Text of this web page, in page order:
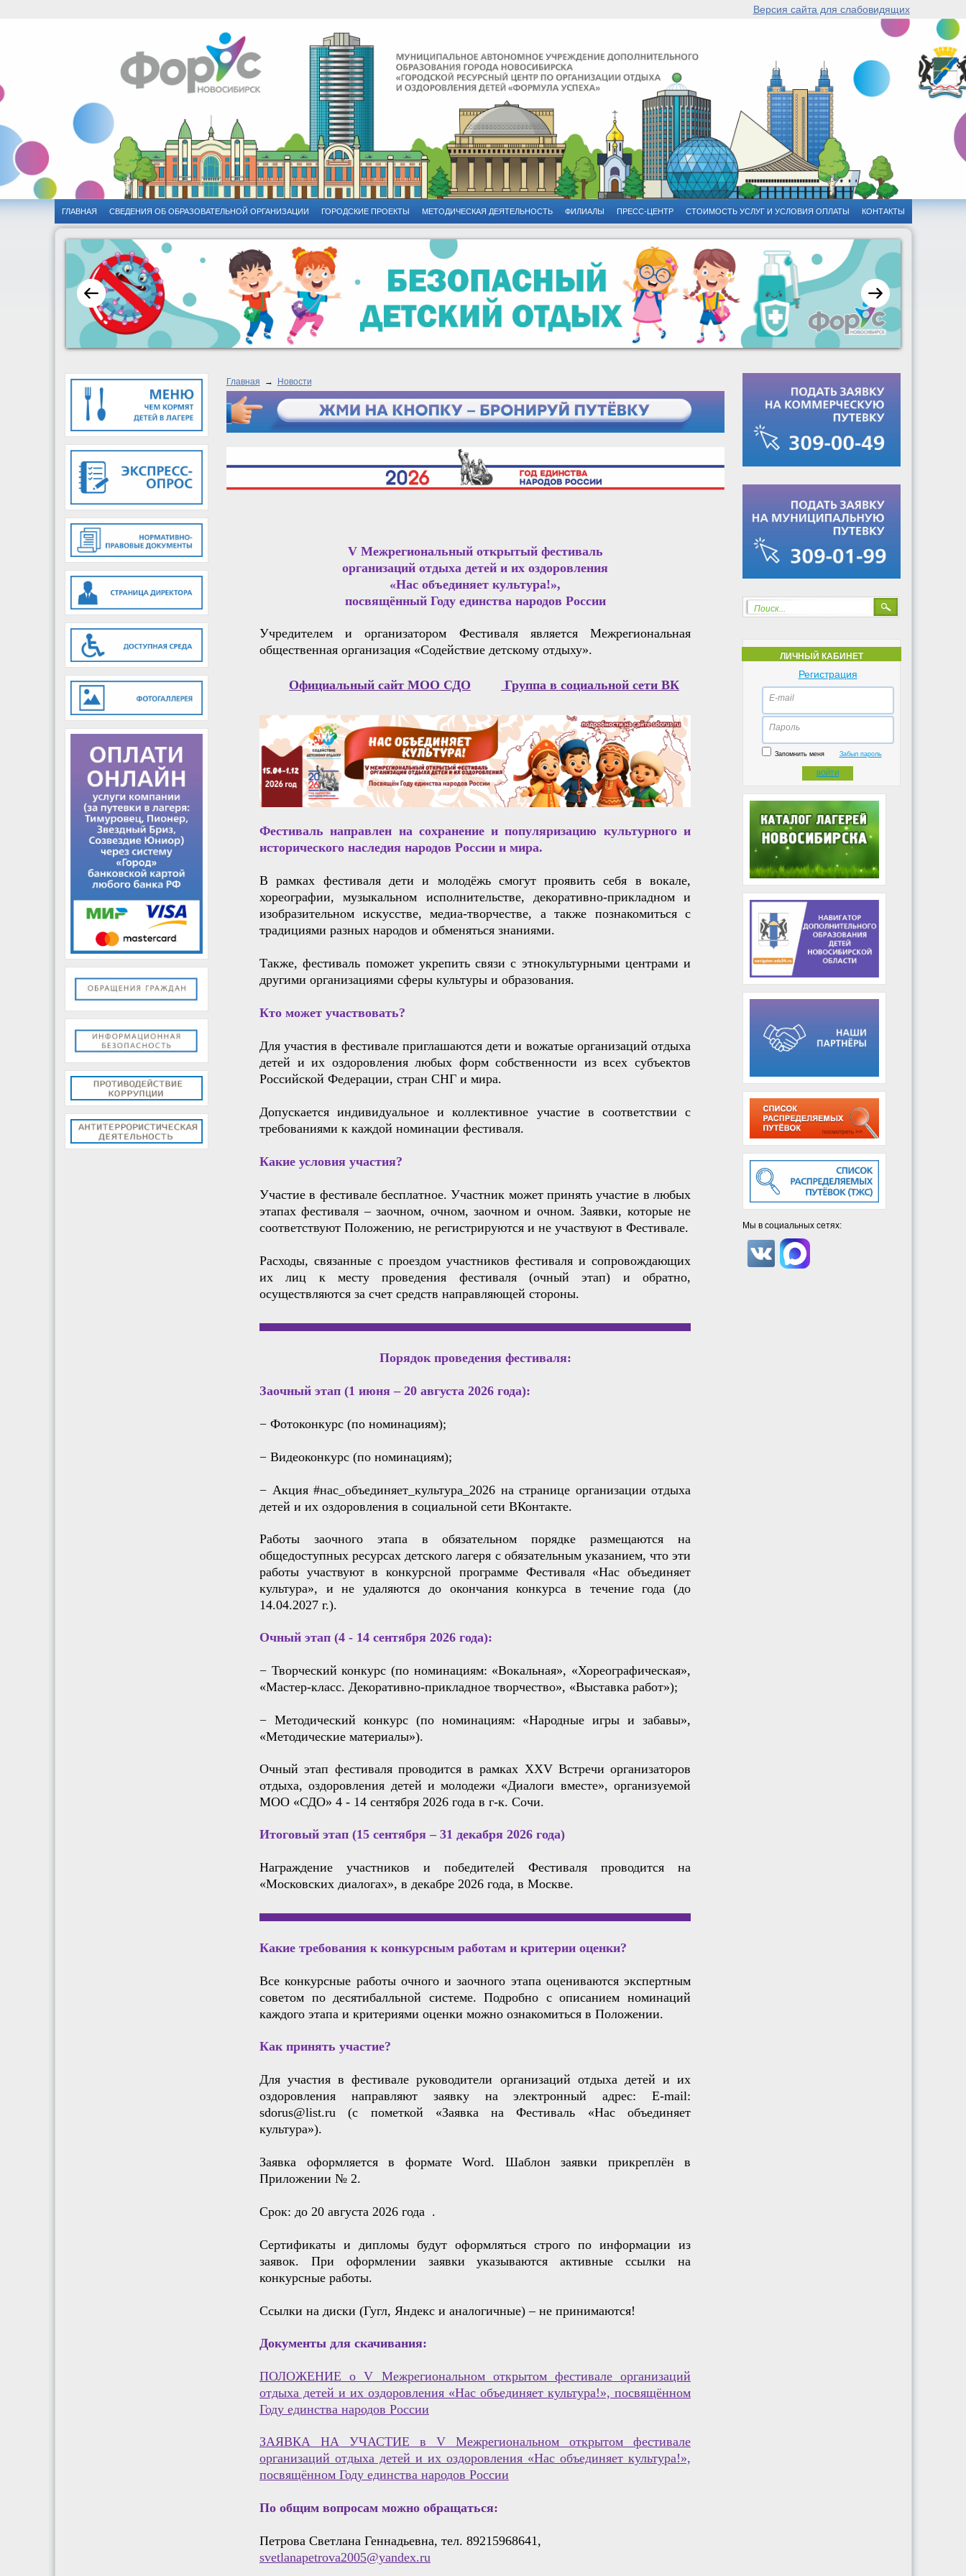
Версия сайта для слабовидящих
ГЛАВНАЯ CВЕДЕНИЯ ОБ ОБРАЗОВАТЕЛЬНОЙ ОРГАНИЗАЦИИ ГОРОДСКИЕ ПРОЕКТЫ МЕТОДИЧЕСКАЯ ДЕЯТЕЛЬНОСТЬ ФИЛИАЛЫ ПРЕСС-ЦЕНТР СТОИМОСТЬ УСЛУГ И УСЛОВИЯ ОПЛАТЫ КОНТАКТЫ
Поиск...
ЛИЧНЫЙ КАБИНЕТ
Регистрация
E-mail
Пароль
Запомнить меня Забыл пароль
ВОЙТИ
Мы в социальных сетях:
Главная → Новости
V Межрегиональный открытый фестиваль
организаций отдыха детей и их оздоровления
«Нас объединяет культура!»,
посвящённый Году единства народов России
Учредителем и организатором Фестиваля является Межрегиональная
общественная организация «Содействие детскому отдыху».
Официальный сайт МОО СДО Группа в социальной сети ВК
Фестиваль направлен на сохранение и популяризацию культурного и
исторического наследия народов России и мира.
В рамках фестиваля дети и молодёжь смогут проявить себя в вокале,
хореографии, музыкальном исполнительстве, декоративно‑прикладном и
изобразительном искусстве, медиа‑творчестве, а также познакомиться с
традициями разных народов и обменяться знаниями.
Также, фестиваль поможет укрепить связи с этнокультурными центрами и
другими организациями сферы культуры и образования.
Кто может участвовать?
Для участия в фестивале приглашаются дети и вожатые организаций отдыха
детей и их оздоровления любых форм собственности из всех субъектов
Российской Федерации, стран СНГ и мира.
Допускается индивидуальное и коллективное участие в соответствии с
требованиями к каждой номинации фестиваля.
Какие условия участия?
Участие в фестивале бесплатное. Участник может принять участие в любых
этапах фестиваля – заочном, очном, заочном и очном. Заявки, которые не
соответствуют Положению, не регистрируются и не участвуют в Фестивале.
Расходы, связанные с проездом участников фестиваля и сопровождающих
их лиц к месту проведения фестиваля (очный этап) и обратно,
осуществляются за счет средств направляющей стороны.
Порядок проведения фестиваля:
Заочный этап (1 июня – 20 августа 2026 года):
− Фотоконкурс (по номинациям);
− Видеоконкурс (по номинациям);
− Акция #нас_объединяет_культура_2026 на странице организации отдыха
детей и их оздоровления в социальной сети ВКонтакте.
Работы заочного этапа в обязательном порядке размещаются на
общедоступных ресурсах детского лагеря с обязательным указанием, что эти
работы участвуют в конкурсной программе Фестиваля «Нас объединяет
культура», и не удаляются до окончания конкурса в течение года (до
14.04.2027 г.).
Очный этап (4 - 14 сентября 2026 года):
− Творческий конкурс (по номинациям: «Вокальная», «Хореографическая»,
«Мастер-класс. Декоративно-прикладное творчество», «Выставка работ»);
− Методический конкурс (по номинациям: «Народные игры и забавы»,
«Методические материалы»).
Очный этап фестиваля проводится в рамках XXV Встречи организаторов
отдыха, оздоровления детей и молодежи «Диалоги вместе», организуемой
МОО «СДО» 4 - 14 сентября 2026 года в г-к. Сочи.
Итоговый этап (15 сентября – 31 декабря 2026 года)
Награждение участников и победителей Фестиваля проводится на
«Московских диалогах», в декабре 2026 года, в Москве.
Какие требования к конкурсным работам и критерии оценки?
Все конкурсные работы очного и заочного этапа оцениваются экспертным
советом по десятибалльной системе. Подробно с описанием номинаций
каждого этапа и критериями оценки можно ознакомиться в Положении.
Как принять участие?
Для участия в фестивале руководители организаций отдыха детей и их
оздоровления направляют заявку на электронный адрес: E-mail:
sdorus@list.ru (с пометкой «Заявка на Фестиваль «Нас объединяет
культура»).
Заявка оформляется в формате Word. Шаблон заявки прикреплён в
Приложении № 2.
Срок: до 20 августа 2026 года .
Сертификаты и дипломы будут оформляться строго по информации из
заявок. При оформлении заявки указываются активные ссылки на
конкурсные работы.
Ссылки на диски (Гугл, Яндекс и аналогичные) – не принимаются!
Документы для скачивания:
ПОЛОЖЕНИЕ о V Межрегиональном открытом фестивале организаций
отдыха детей и их оздоровления «Нас объединяет культура!», посвящённом
Году единства народов России
ЗАЯВКА НА УЧАСТИЕ в V Межрегиональном открытом фестивале
организаций отдыха детей и их оздоровления «Нас объединяет культура!»,
посвящённом Году единства народов России
По общим вопросам можно обращаться:
Петрова Светлана Геннадьевна, тел. 89215968641,
svetlanapetrova2005@yandex.ru